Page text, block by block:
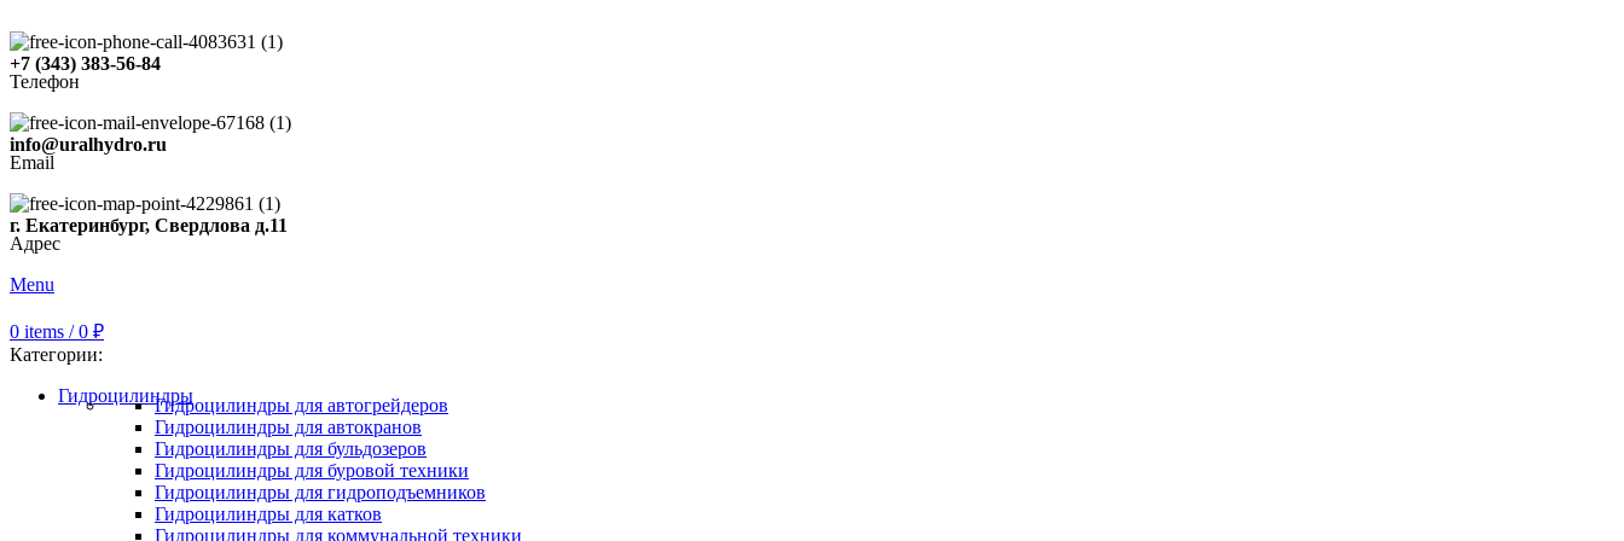
+7 (343) 383-56-84
Телефон
info@uralhydro.ru
Email
г. Екатеринбург, Свердлова д.11
Адрес
Menu
0 items / 0 ₽
Категории:
ГидроцилиндрыГидроцилиндры для автогрейдеров
Гидроцилиндры для автокранов
Гидроцилиндры для бульдозеров
Гидроцилиндры для буровой техники
Гидроцилиндры для гидроподъемников
Гидроцилиндры для катков
Гидроцилиндры для коммунальной техники